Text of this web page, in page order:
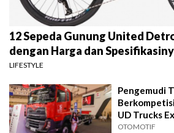
12 Sepeda Gunung United
dengan Harga dan
LIFESTYLE
Pengemudi
UD Trucks
2026
OTOMOTIF